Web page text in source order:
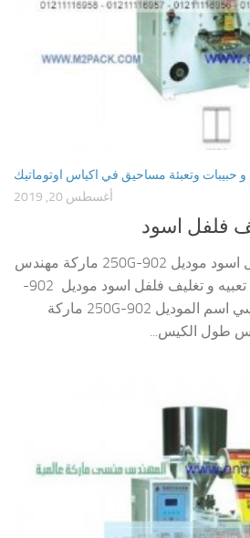
و حبيبات وتعبئة مساحيق في اكياس اوتوماتيك
أغسطس 20, 2019
فلفل اسود
مكائن تعبيه و تغليف فلفل اسود موديل 902-250G ماركة مهندس
منسي مواصفات مكائن تعبيه و تغليف فلفل اسود موديل 902-
250G ماركة مهندس منسي اسم الموديل 902-250G ماركة
طول الكيس...